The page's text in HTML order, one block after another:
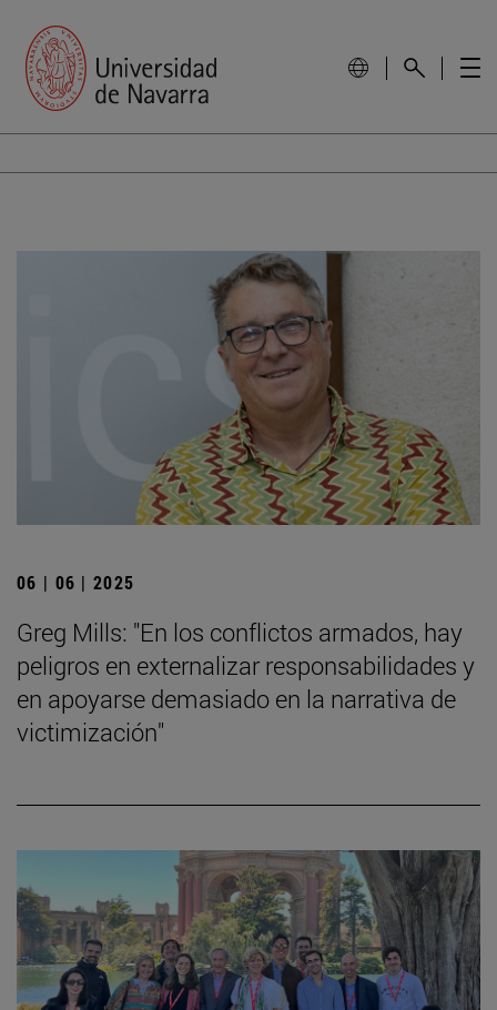
06 | 06 | 2025
Greg Mills: "En los conflictos armados, hay
peligros en externalizar responsabilidades y
en apoyarse demasiado en la narrativa de
victimización"